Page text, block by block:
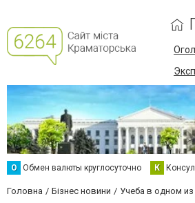
О Обмен валюты круглосуточно К
Головна Бізнес новини Учеба в одном